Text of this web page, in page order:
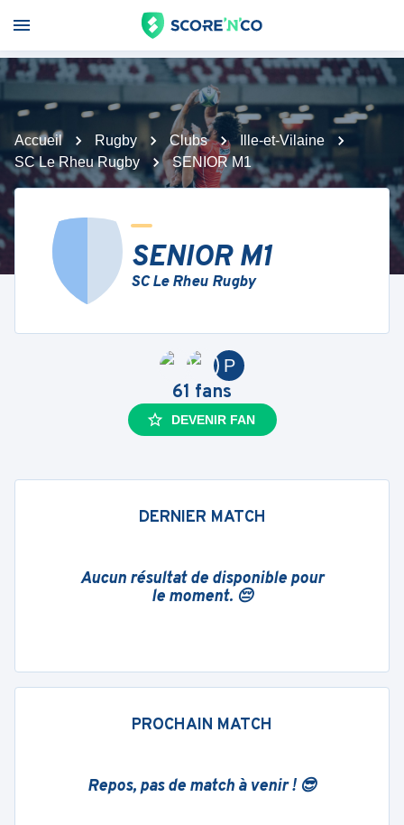
Accueil Rugby Clubs
Ille-et-Vilaine
SC Le Rheu Rugby
SENIOR M1
SENIOR M1
SC Le Rheu Rugby
P
61 fans
DEVENIR FAN
DERNIER MATCH
Aucun résultat de disponible pour
le moment. 😔
PROCHAIN MATCH
Repos, pas de match à venir ! 😎